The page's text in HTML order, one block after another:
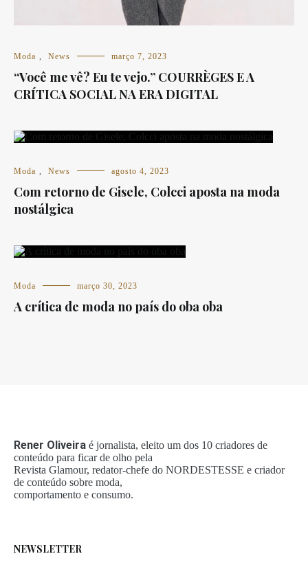
Moda , News março 7, 2023
“Você me vê? Eu te vejo.” COURRÈGES E A
CRÍTICA SOCIAL NA ERA DIGITAL
Moda , News agosto 4, 2023
Com retorno de Gisele, Colcci aposta na moda
nostálgica
Moda março 30, 2023
A crítica de moda no país do oba oba
Rener Oliveira é jornalista, eleito um dos 10 criadores de
conteúdo para ficar de olho pela
Revista Glamour, redator-chefe do NORDESTESSE e criador
de conteúdo sobre moda,
comportamento e consumo.
NEWSLETTER